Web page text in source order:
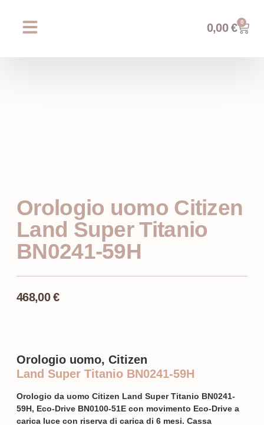
0,00€ 0
Orologio uomo Citizen
Land Super Titanio
BN0241-59H
468,00€
Orologio uomo, Citizen
Land Super Titanio BN0241-59H
Orologio da uomo Citizen Land Super Titanio BN0241-
59H, Eco-Drive BN0100-51E con movimento Eco-Drive a
carica luce con riserva di carica di 6 mesi. Cassa